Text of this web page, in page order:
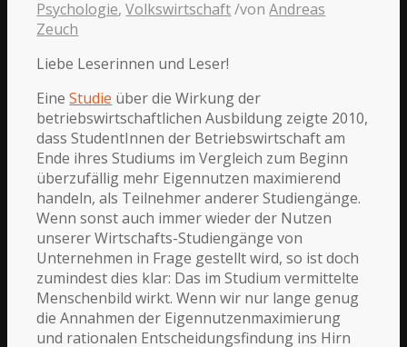
Psychologie,Volkswirtschaft /vonAndreas
Zeuch
Liebe Leserinnen und Leser!
EineStudie über die Wirkung der
betriebswirtschaftlichen Ausbildung zeigte 2010,
dass StudentInnen der Betriebswirtschaft am
Ende ihres Studiums im Vergleich zum Beginn
überzufällig mehr Eigennutzen maximierend
handeln, als Teilnehmer anderer Studiengänge.
Wenn sonst auch immer wieder der Nutzen
unserer Wirtschafts-Studiengänge von
Unternehmen in Frage gestellt wird, so ist doch
zumindest dies klar: Das im Studium vermittelte
Menschenbild wirkt. Wenn wir nur lange genug
die Annahmen der Eigennutzenmaximierung
und rationalen Entscheidungsfindung ins Hirn